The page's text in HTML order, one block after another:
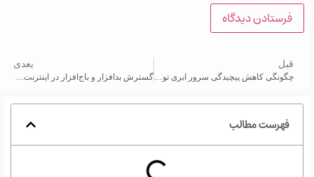
قبل
چگونگی کاهش پیچیدگی سرور ابری توسط کوبرنتیز
بعدی
گسترش بدافزار و باج‌افزار در اینترنت و سرور ابری
فهرست مطالب